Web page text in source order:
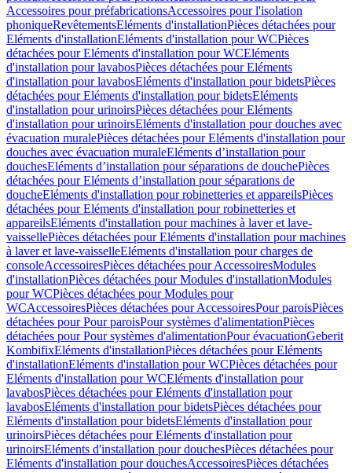
Accessoires pour préfabricationsAccessoires pour l'isolation
phoniqueRevêtementsEléments d'installationPièces détachées pour
Eléments d'installationEléments d'installation pour WCPièces
détachées pour Eléments d'installation pour WCEléments
d'installation pour lavabosPièces détachées pour Eléments
d'installation pour lavabosEléments d'installation pour bidetsPièces
détachées pour Eléments d'installation pour bidetsEléments
d'installation pour urinoirsPièces détachées pour Eléments
d'installation pour urinoirsEléments d'installation pour douches avec
évacuation muralePièces détachées pour Eléments d'installation pour
douches avec évacuation muraleEléments d’installation pour
douchesEléments d’installation pour séparations de douchePièces
détachées pour Eléments d’installation pour séparations de
doucheEléments d'installation pour robinetteries et appareilsPièces
détachées pour Eléments d'installation pour robinetteries et
appareilsEléments d'installation pour machines à laver et lave-
vaissellePièces détachées pour Eléments d'installation pour machines
à laver et lave-vaisselleEléments d'installation pour charges de
consoleAccessoiresPièces détachées pour AccessoiresModules
d'installationPièces détachées pour Modules d'installationModules
pour WCPièces détachées pour Modules pour
WCAccessoiresPièces détachées pour AccessoiresPour paroisPièces
détachées pour Pour paroisPour systèmes d'alimentationPièces
détachées pour Pour systèmes d'alimentationPour évacuationGeberit
KombifixEléments d'installationPièces détachées pour Eléments
d'installationEléments d'installation pour WCPièces détachées pour
Eléments d'installation pour WCEléments d'installation pour
lavabosPièces détachées pour Eléments d'installation pour
lavabosEléments d'installation pour bidetsPièces détachées pour
Eléments d'installation pour bidetsEléments d'installation pour
urinoirsPièces détachées pour Eléments d'installation pour
urinoirsEléments d'installation pour douchesPièces détachées pour
Eléments d'installation pour douchesAccessoiresPièces détachées